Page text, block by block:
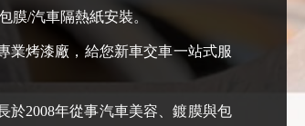
膜/汽車隔熱紙安裝。
業烤漆廠，給您新車交車一站式服
於2008年從事汽車美容、鍍膜與包